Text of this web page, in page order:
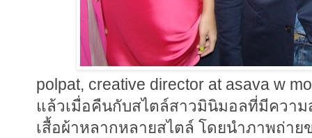
polpat, creative director at asava w
แล้วเมื่อคืนกับสไตล์สาวมินิมอลที่มีควา
เสื้อผ้าหลากหลายสไตล์ โดยนำภาพถ่า